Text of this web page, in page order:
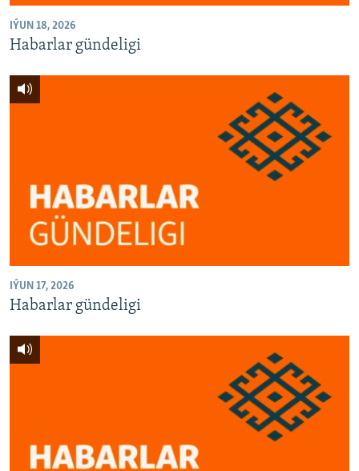
IÝUN 18, 2026
Habarlar gündeligi
IÝUN 17, 2026
Habarlar gündeligi